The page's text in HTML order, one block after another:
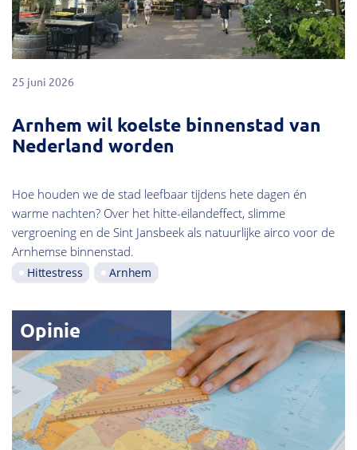
25 juni 2026
Arnhem wil koelste binnenstad van
Nederland worden
Hoe houden we de stad leefbaar tijdens hete dagen én
warme nachten? Over het hitte-eilandeffect, slimme
vergroening en de Sint Jansbeek als natuurlijke airco voor de
Arnhemse binnenstad.
Hittestress Arnhem
Opinie